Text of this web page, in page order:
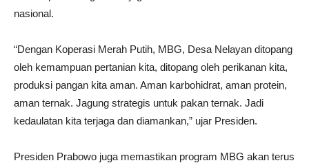
nasional.
“Dengan Koperasi Merah Putih, MBG, Desa Nelayan ditopang
oleh kemampuan pertanian kita, ditopang oleh perikanan kita,
produksi pangan kita aman. Aman karbohidrat, aman protein,
aman ternak. Jagung strategis untuk pakan ternak. Jadi
kedaulatan kita terjaga dan diamankan,” ujar Presiden.
Presiden Prabowo juga memastikan program MBG akan terus